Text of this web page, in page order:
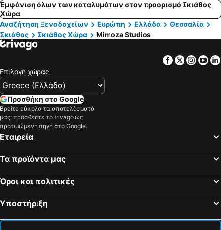
Εμφάνιση όλων των καταλυμάτων στον προορισμό Σκιάθος
Χώρα
Αναζήτηση Ξενοδοχείων
Ευρώπη Ελλάδα
Θεσσαλία
Σκιάθος
Σκιάθος Χώρα Mimoza Studios
Facebook
Twitter
Επιλογή χώρας
Προσθήκη στο Google
Βρείτε εύκολα τα αποτελέσματά
μας: προσθέστε το trivago ως
προτιμώμενη πηγή στο Google.
Εταιρεία
Τα προϊόντα μας
Όροι και πολιτικές
Υποστήριξη